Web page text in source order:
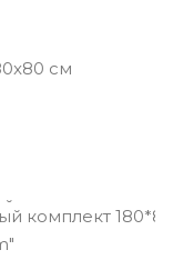
см
комплект 180*80